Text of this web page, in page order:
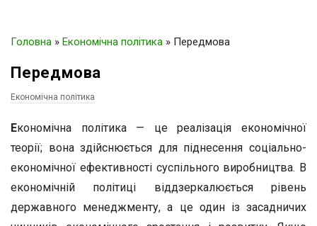
Головна » Економічна політика » Передмова
Передмова
Економічна політика
Економічна політика — це реалізація економічної
теорії; вона здійснюється для піднесення соціально-
економічної ефективності суспільного виробництва. В
економічній політиці віддзеркалюється рівень
державного менеджменту, а це один із засадничих